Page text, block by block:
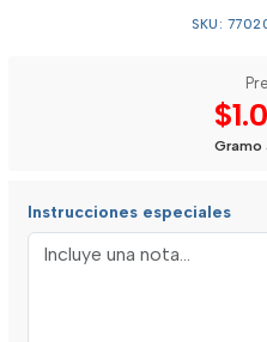
SKU:
Gramo
Instrucciones especiales